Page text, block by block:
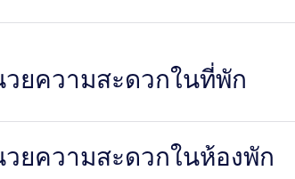
ยความสะดวกในที่พัก
ยความสะดวกในห้องพัก